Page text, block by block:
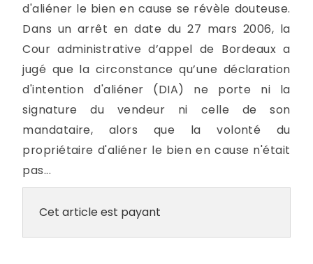
d'aliéner le bien en cause se révèle douteuse.
Dans un arrêt en date du 27 mars 2006, la
Cour administrative d’appel de Bordeaux a
jugé que la circonstance qu’une déclaration
d'intention d'aliéner (DIA) ne porte ni la
signature du vendeur ni celle de son
mandataire, alors que la volonté du
propriétaire d'aliéner le bien en cause n'était
pas...
Cet article est payant